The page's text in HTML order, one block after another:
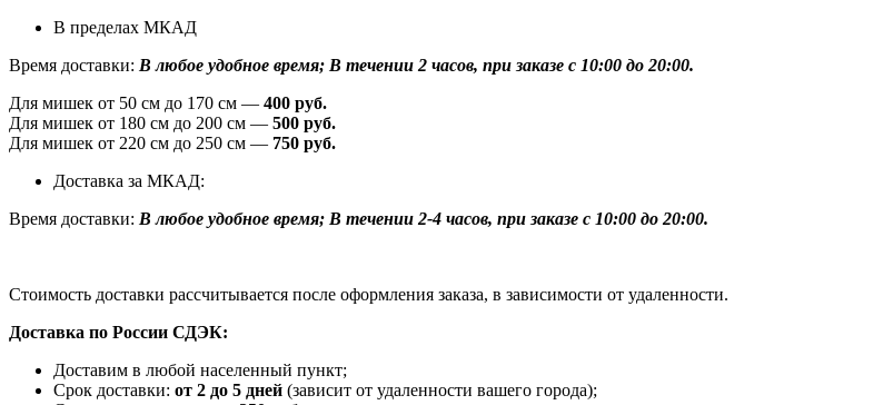
В пределах МКАД
Время доставки: В любое удобное время; В течении 2 часов, при заказе с 10:00 до 20:00.
Для мишек от 50 см до 170 см — 400 руб.
Для мишек от 180 см до 200 см — 500 руб.
Для мишек от 220 см до 250 см — 750 руб.
Доставка за МКАД:
Время доставки: В любое удобное время; В течении 2-4 часов, при заказе с 10:00 до 20:00.
Стоимость доставки рассчитывается после оформления заказа, в зависимости от удаленности.
Доставка по России СДЭК:
Доставим в любой населенный пункт;
Срок доставки: от 2 до 5 дней (зависит от удаленности вашего города);